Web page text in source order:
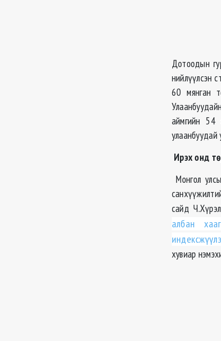
Дотоодын
нийлүүлсэн
60 мянган
аймгийн 54
Ирэх онд
Монгол
сайд
албан
хувиар